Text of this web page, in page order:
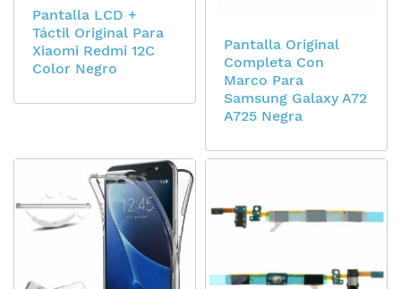
Pantalla LCD +
Táctil Original Para
Xiaomi Redmi 12C
Color Negro
Pantalla Original
Completa Con
Marco Para
Samsung Galaxy A72
A725 Negra